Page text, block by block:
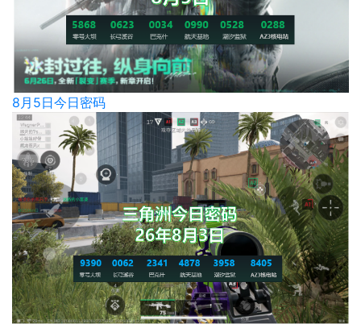
8月5日今日密码